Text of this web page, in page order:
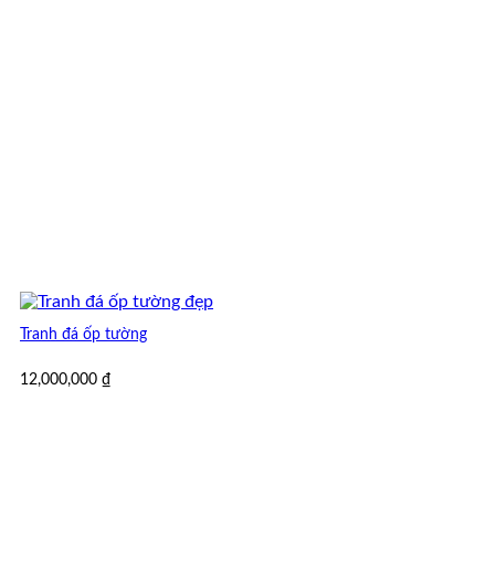
Tranh đá ốp tường
12,000,000 ₫